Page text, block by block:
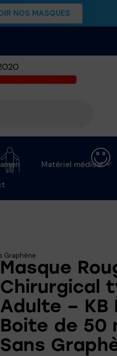
NOS MASQUES
Matériel médical
Graphène
Masque
Chirurgical
Adulte – KB
Boite de 50
Sans